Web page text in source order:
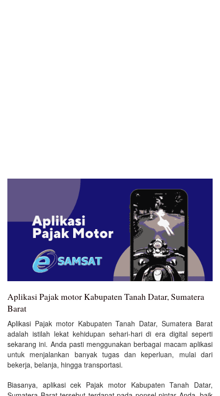
Aplikasi Pajak motor Kabupaten Tanah Datar, Sumatera
Barat
Aplikasi Pajak motor Kabupaten Tanah Datar, Sumatera Barat
adalah istilah lekat kehidupan sehari-hari di era digital seperti
sekarang ini. Anda pasti menggunakan berbagai macam aplikasi
untuk menjalankan banyak tugas dan keperluan, mulai dari
bekerja, belanja, hingga transportasi.
Biasanya, aplikasi cek Pajak motor Kabupaten Tanah Datar,